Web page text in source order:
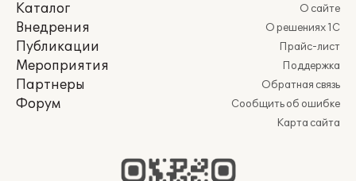
Каталог
Внедрения
Публикации
Мероприятия
Партнеры
Форум
О сайте
О решениях 1С
Прайс-лист
Поддержка
Обратная связь
Сообщить об ошибке
Карта сайта